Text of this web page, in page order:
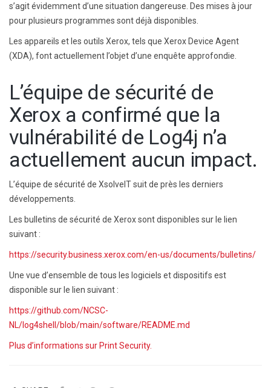
s’agit évidemment d’une situation dangereuse. Des mises à jour
pour plusieurs programmes sont déjà disponibles.
Les appareils et les outils Xerox, tels que Xerox Device Agent
(XDA), font actuellement l’objet d’une enquête approfondie.
L’équipe de sécurité de
Xerox a confirmé que la
vulnérabilité de Log4j n’a
actuellement aucun impact.
L’équipe de sécurité de XsolveIT suit de près les derniers
développements.
Les bulletins de sécurité de Xerox sont disponibles sur le lien
suivant :
https://security.business.xerox.com/en-us/documents/bulletins/
Une vue d’ensemble de tous les logiciels et dispositifs est
disponible sur le lien suivant :
https://github.com/NCSC-
NL/log4shell/blob/main/software/README.md
Plus d’informations sur Print Security.